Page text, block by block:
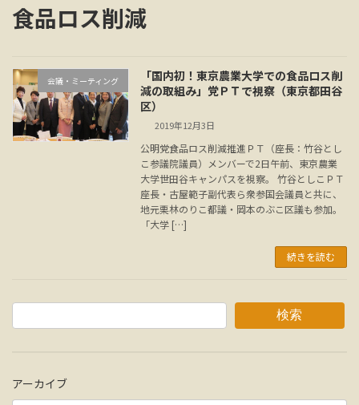
食品ロス削減
会議・ミーティング
「国内初！東京農業大学での食品ロス削
減の取組み」党ＰＴで視察（東京都田谷
区）
2019年12月3日
公明党食品ロス削減推進ＰＴ（座長：竹谷とし
こ参議院議員）メンバーで2日午前、東京農業
大学世田谷キャンパスを視察。 竹谷としこＰＴ
座長・古屋範子副代表ら衆参国会議員と共に、
地元栗林のりこ都議・岡本のぶこ区議も参加。
「大学 […]
続きを読む
検索
アーカイブ